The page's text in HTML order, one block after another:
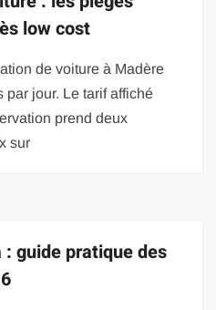
low cost
de voiture à Madère
par jour. Le tarif affiché
prend deux
sur
guide pratique des